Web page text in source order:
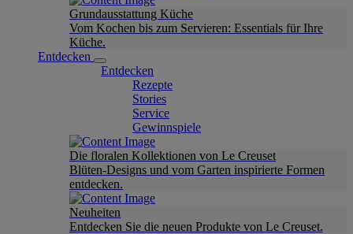
Grundausstattung Küche
Vom Kochen bis zum Servieren: Essentials für Ihre
Küche.
Entdecken
Entdecken
Rezepte
Stories
Service
Gewinnspiele
Die floralen Kollektionen von Le Creuset
Blüten-Designs und vom Garten inspirierte Formen
entdecken.
Neuheiten
Entdecken Sie die neuen Produkte von Le Creuset.